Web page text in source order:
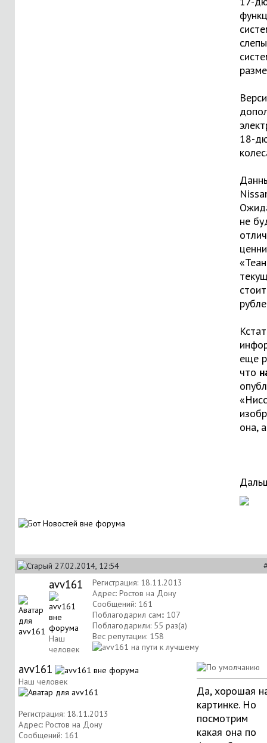
18-
не
еще
что
она,
27.02.2014, 12:54
avv161
Наш
человек
Регистрация: 18.11.2013
Адрес: Ростов на Дону
Сообщений: 161
Поблагодарил сам:: 107
Поблагодарили: 55 раз(а)
Вес репутации: 158
avv161
Наш человек
Регистрация: 18.11.2013
Адрес: Ростов на Дону
Сообщений: 161
Да, хорошая
картинке. Но
посмотрим
какая она по